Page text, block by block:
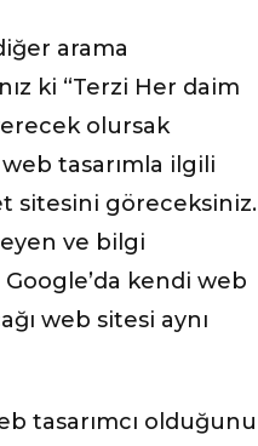
arama
ki “Terzi Her daim
olursak
tasarımla ilgili
sitesini göreceksiniz.
ve bilgi
kendi web
web sitesi aynı
tasarımcı olduğunu